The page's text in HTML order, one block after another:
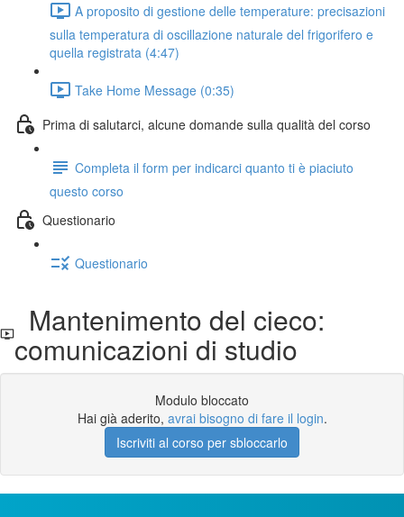
A proposito di gestione delle temperature: precisazioni
sulla temperatura di oscillazione naturale del frigorifero e
quella registrata (4:47)
Take Home Message (0:35)
Prima di salutarci, alcune domande sulla qualità del corso
Completa il form per indicarci quanto ti è piaciuto
questo corso
Questionario
Questionario
Mantenimento del cieco:
comunicazioni di studio
Modulo bloccato
Hai già aderito, avrai bisogno di fare il login.
Iscriviti al corso per sbloccarlo